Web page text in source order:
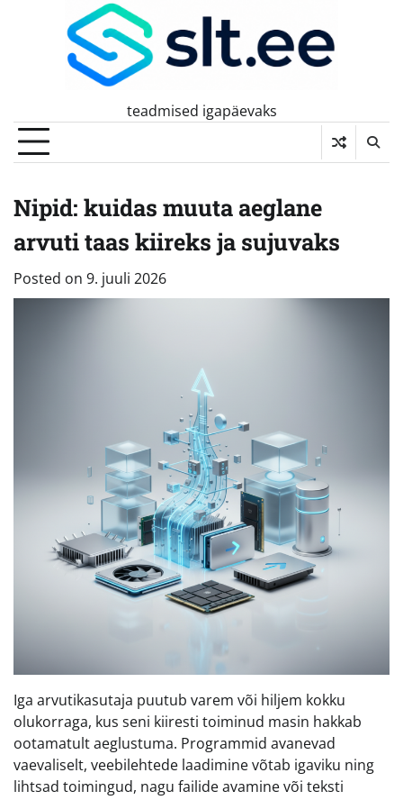
teadmised igapäevaks
Nipid: kuidas muuta aeglane
arvuti taas kiireks ja sujuvaks
Posted on 9. juuli 2026
Iga arvutikasutaja puutub varem või hiljem kokku
olukorraga, kus seni kiiresti toiminud masin hakkab
ootamatult aeglustuma. Programmid avanevad
vaevaliselt, veebilehtede laadimine võtab igaviku ning
lihtsad toimingud, nagu failide avamine või teksti